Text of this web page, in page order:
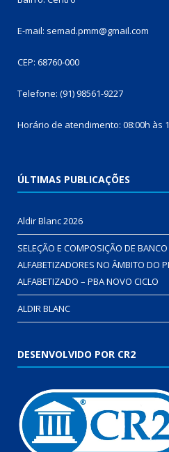
E-mail: semad.pmm@gmail.com
CEP: 68760-000
Telefone: (91) 98561-9227
Horário de atendimento: 08:00h às
ÚLTIMAS PUBLICAÇÕES
Aldir Blanc 2026
SELEÇÃO E COMPOSIÇÃO DE
ALFABETIZADORES NO ÂMBITO DO
ALFABETIZADO – PBA NOVO CICLO
ALDIR BLANC
DESENVOLVIDO POR CR2